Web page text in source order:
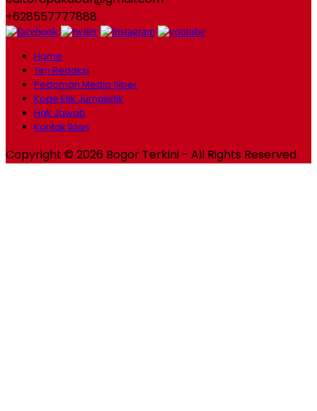
+628557777888
Home
Tim Redaksi
Pedoman Media Siber
Kode Etik Jurnalistik
Hak Jawab
Kontak Iklan
Copyright © 2026 Bogor Terkini - All Rights Reserved